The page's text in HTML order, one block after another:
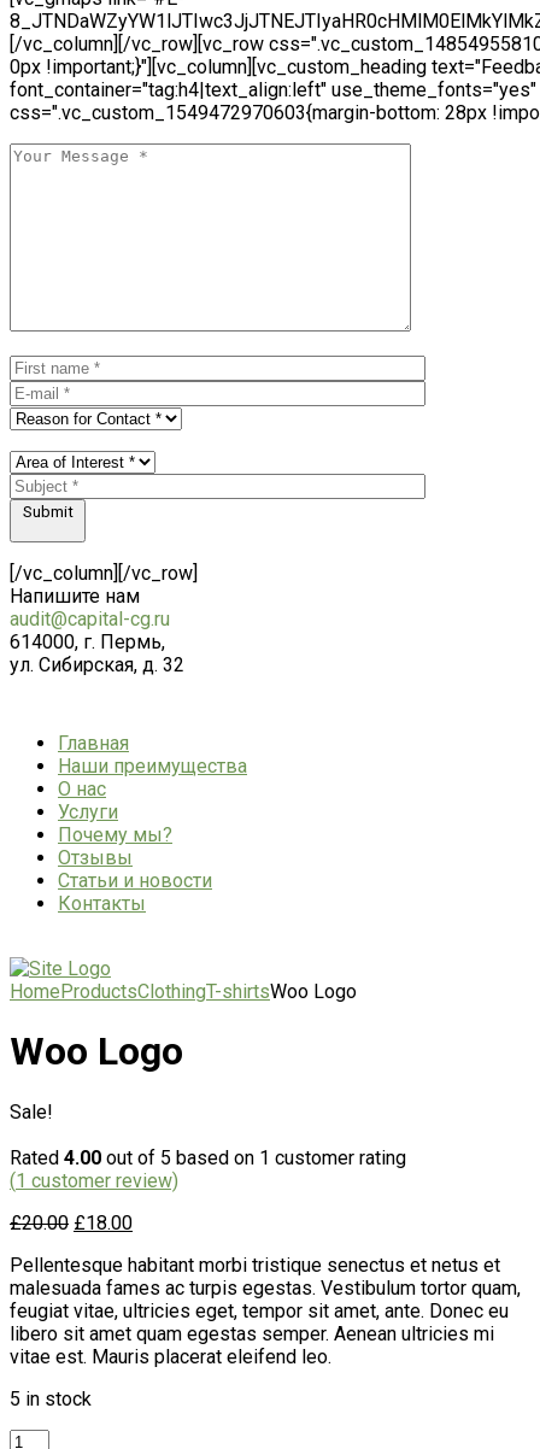
[/vc_column][/vc_row][vc_row
0px !important;}"][vc_column][vc_custom_heading
font_container="tag:h4|text_align:left" use_theme_fonts="yes"
css=".vc_custom_1549472970603{margin-bottom: 28px
Submit
[/vc_column][/vc_row]
Напишите нам
audit@capital-cg.ru
614000, г. Пермь,
ул. Сибирская, д. 32
Главная
Наши преимущества
О нас
Услуги
Почему мы?
Отзывы
Статьи и новости
Контакты
HomeProductsClothingT-shirtsWoo Logo
Woo Logo
Sale!
Rated 4.00 out of 5 based on 1 customer rating
(1 customer review)
£20.00 £18.00
Pellentesque habitant morbi tristique senectus et netus et
malesuada fames ac turpis egestas. Vestibulum tortor quam,
feugiat vitae, ultricies eget, tempor sit amet, ante. Donec eu
libero sit amet quam egestas semper. Aenean ultricies mi
vitae est. Mauris placerat eleifend leo.
5 in stock